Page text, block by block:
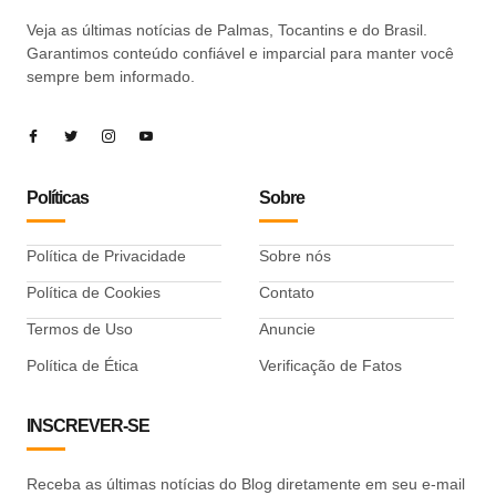
Veja as últimas notícias de Palmas, Tocantins e do Brasil.
Garantimos conteúdo confiável e imparcial para manter você
sempre bem informado.
Políticas
Política de Privacidade
Política de Cookies
Termos de Uso
Política de Ética
Sobre
Sobre nós
Contato
Anuncie
Verificação de Fatos
INSCREVER-SE
Receba as últimas notícias do Blog diretamente em seu e-mail